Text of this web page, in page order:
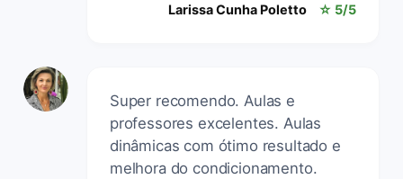
Larissa Cunha Poletto ☆ 5/5
Super recomendo. Aulas e
professores excelentes. Aulas
dinâmicas com ótimo resultado e
melhora do condicionamento.